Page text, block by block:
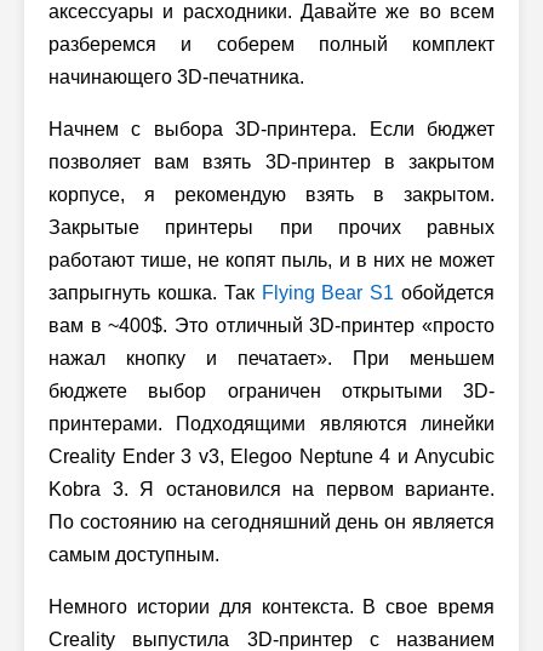
аксессуары и расходники. Давайте же во всем
разберемся и соберем полный комплект
начинающего 3D-печатника.
Начнем с выбора 3D-принтера. Если бюджет
позволяет вам взять 3D-принтер в закрытом
корпусе, я рекомендую взять в закрытом.
Закрытые принтеры при прочих равных
работают тише, не копят пыль, и в них не может
запрыгнуть кошка. Так Flying Bear S1 обойдется
вам в ~400$. Это отличный 3D-принтер «просто
нажал кнопку и печатает». При меньшем
бюджете выбор ограничен открытыми 3D-
принтерами. Подходящими являются линейки
Creality Ender 3 v3, Elegoo Neptune 4 и Anycubic
Kobra 3. Я остановился на первом варианте.
По состоянию на сегодняшний день он является
самым доступным.
Немного истории для контекста. В свое время
Creality выпустила 3D-принтер с названием